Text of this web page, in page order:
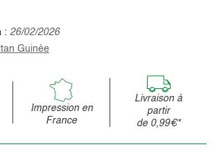
: 26/02/2026
Guinée
Impression en
France
Livraison à
partir
de 0,99€*